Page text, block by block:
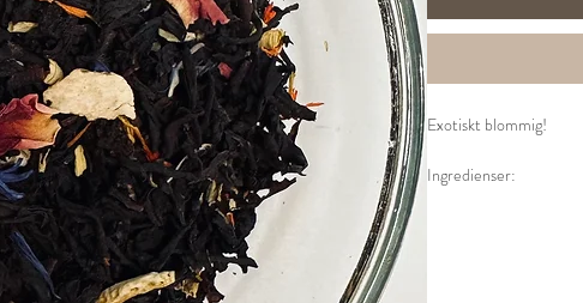
Exotiskt blommig!
Ingredienser: